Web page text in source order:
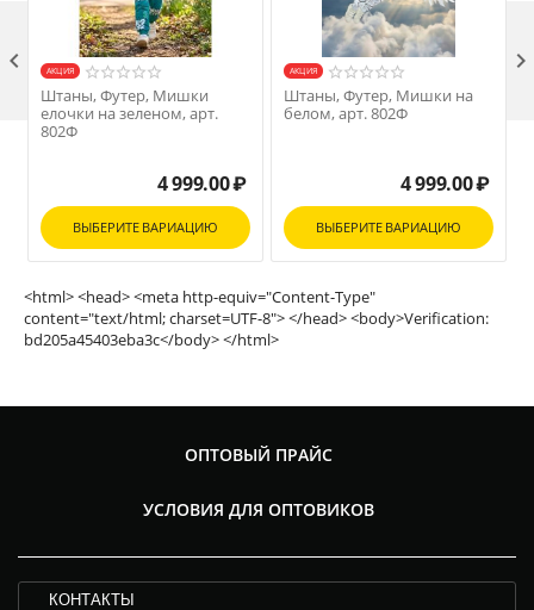
AКЦИЯ
Штаны, Футер, Мишки
елочки на зеленом, арт.
802Ф
4 999.00₽
ВЫБЕРИТЕ ВАРИАЦИЮ
AКЦИЯ
Штаны, Футер, Мишки на
белом, арт. 802Ф
4 999.00₽
ВЫБЕРИТЕ ВАРИАЦИЮ
 
<html> <head> <meta http-equiv="Content-Type"
content="text/html; charset=UTF-8"> </head> <body>Verification:
bd205a45403eba3c</body> </html>
ОПТОВЫЙ ПРАЙС
УСЛОВИЯ ДЛЯ ОПТОВИКОВ
КОНТАКТЫ